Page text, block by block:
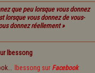
que peu lorsque vous donnez
lorsque vous donnez de vous-
donnez réellement »
Ibessong
Ibessong sur Facebook